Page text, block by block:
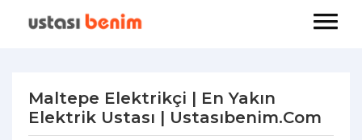
Maltepe Elektrikçi | En Yakın
Elektrik Ustası | Ustasıbenim.com